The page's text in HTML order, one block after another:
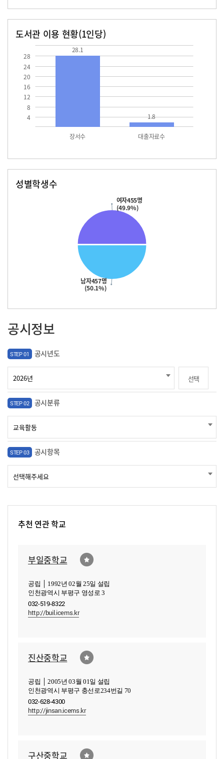
도서관 이용 현황(1인당)
4
8
12
16
20
24
28
장서수 대출자료수
28.1
1.8
성별학생수
남자457명
(50.1%)
여자455명
(49.9%)
공시정보
STEP 01 공시년도
선택
STEP 02 공시분류
STEP 03 공시항목
추천 연관 학교
부일중학교
공립 │ 1992년 02월 25일 설립
인천광역시 부평구 영성로 3
032-519-8322
http://buil.icems.kr
진산중학교
공립 │ 2005년 03월 01일 설립
인천광역시 부평구 충선로234번길 70
032-628-4300
http://jinsan.icems.kr
구산중학교